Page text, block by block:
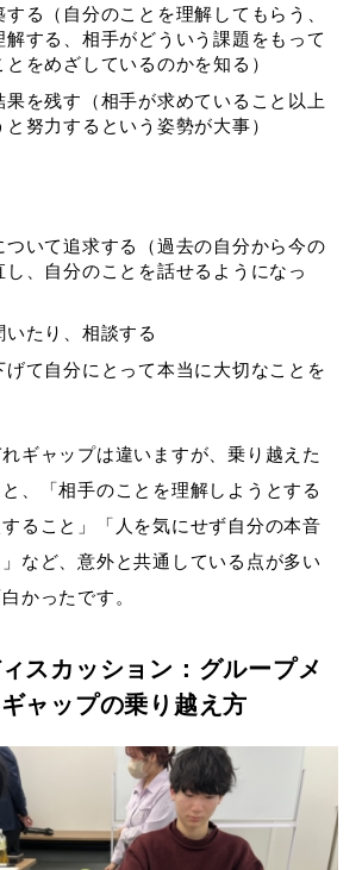
する（自分のことを理解してもらう、
解する、相手がどういう課題をもって
をめざしているのかを知る）
果を残す（相手が求めていること以上
努力するという姿勢が大事）
ついて追求する（過去の自分から今の
し、自分のことを話せるようになっ
いたり、相談する
げて自分にとって本当に大切なことを
ギャップは違いますが、乗り越えた
、「相手のことを理解しようとする
ること」「人を気にせず自分の本音
など、意外と共通している点が多い
かったです。
スカッション：グループメ
ャップの乗り越え方